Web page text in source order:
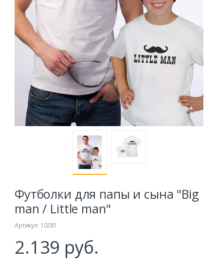
Футболки для папы и сына "Big
man / Little man"
Артикул: 10281
2.139 руб.